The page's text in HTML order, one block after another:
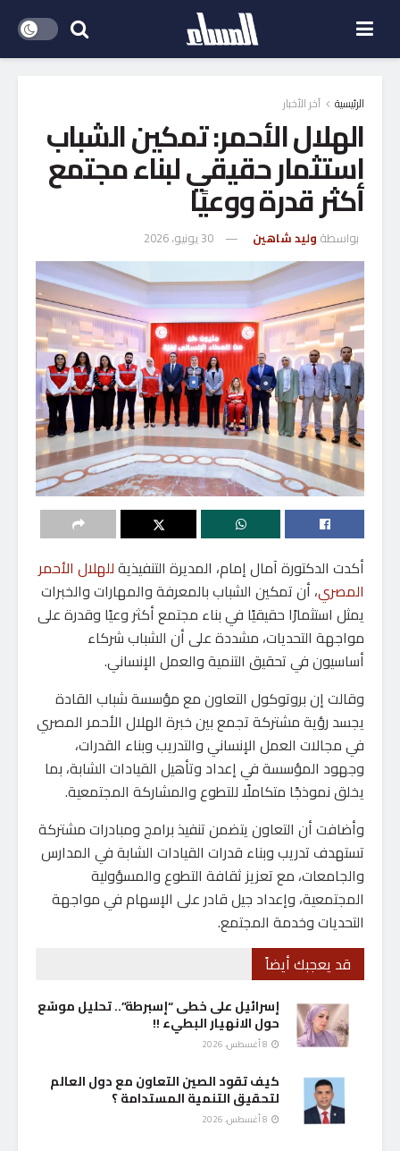
الرئيسية آخر الأخبار
الهلال الأحمر: تمكين الشباب
استثمار حقيقي لبناء مجتمع
أكثر قدرة ووعيًا
بواسطة وليد شاهين 30 يونيو، 2026
أكدت الدكتورة آمال إمام، المديرة التنفيذيةللهلال الأحمر
المصري، أن تمكين الشباب بالمعرفة والمهارات والخبرات
يمثل استثمارًا حقيقيًا في بناء مجتمع أكثر وعيًا وقدرة على
مواجهة التحديات، مشددة على أن الشباب شركاء
أساسيون في تحقيق التنمية والعمل الإنساني.
وقالت إن بروتوكول التعاون مع مؤسسة شباب القادة
يجسد رؤية مشتركة تجمع بين خبرة الهلال الأحمر المصري
في مجالات العمل الإنساني والتدريب وبناء القدرات،
وجهود المؤسسة في إعداد وتأهيل القيادات الشابة، بما
يخلق نموذجًا متكاملًا للتطوع والمشاركة المجتمعية.
وأضافت أن التعاون يتضمن تنفيذ برامج ومبادرات مشتركة
تستهدف تدريب وبناء قدرات القيادات الشابة في المدارس
والجامعات، مع تعزيز ثقافة التطوع والمسؤولية
المجتمعية، وإعداد جيل قادر على الإسهام في مواجهة
التحديات وخدمة المجتمع.
قد يعجبك أيضاً
إسرائيل على خطى “إسبرطة”.. تحليل موسّع
حول الانهيار البطيء !!
كيف تقود الصين التعاون مع دول العالم
لتحقيق التنمية المستدامة ؟